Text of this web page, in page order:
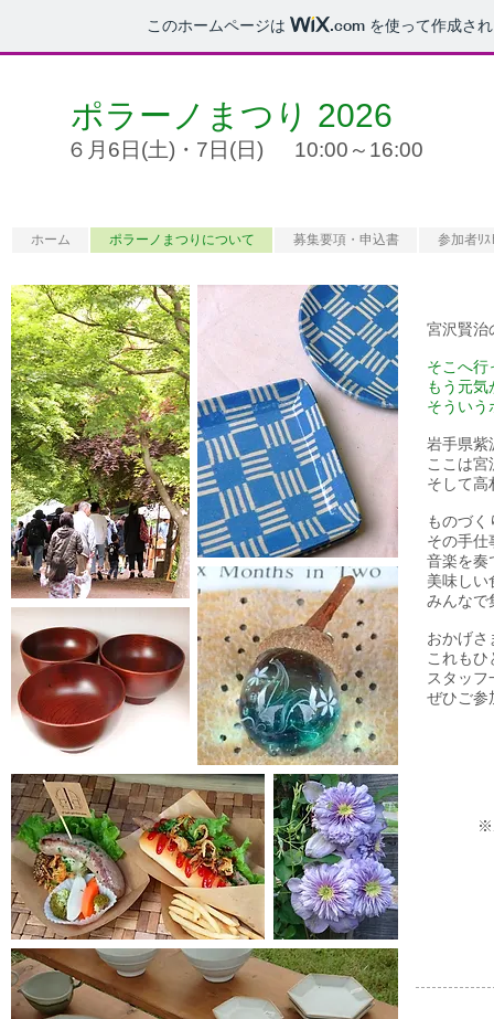
このホームページは .com を使って作成さ
ポラーノまつり 2026
６月6日(土)・7日(日) 10:00～16:00
ホーム
ポラーノまつりについて 募集要項・申込書 参加者ﾘｽ
宮沢賢治
そこへ行
もう元
そういう
岩手県紫
ここは
そして高
ものづく
その手仕
音楽を奏
美味しい
みんなで
おかげさ
これも
スタッフ
ぜひご参
※